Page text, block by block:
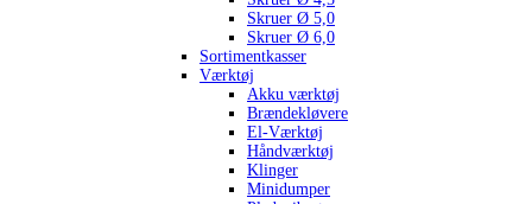
Skruer Ø 5,0
Skruer Ø 6,0
Sortimentkasser
Værktøj
Akku værktøj
Brændekløvere
El-Værktøj
Håndværktøj
Klinger
Minidumper